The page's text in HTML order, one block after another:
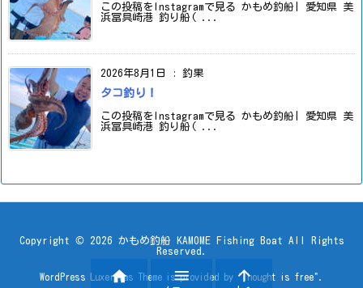
この投稿をInstagramで見る かもめ釣船| 愛知県 美
浜冨具崎港 釣り船( ...
2026年8月1日 : 釣果
タコ釣り！
この投稿をInstagramで見る かもめ釣船| 愛知県 美
浜冨具崎港 釣り船( ...
Copyright © 2026 かもめ釣船 KAMOME Fishing Boat All Rights
Reserved.
WordPress Luxeritas Theme is provided by "Thought is free".
  